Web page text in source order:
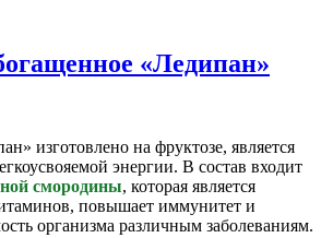
«Ледипан»
изготовлено на фруктозе, является
энергии. В состав входит
смородины, которая является
повышает иммунитет и
организма различным заболеваниям.